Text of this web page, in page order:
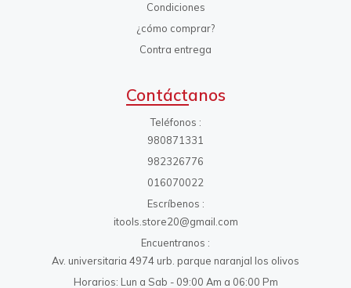
Condiciones
¿cómo comprar?
Contra entrega
Contáctanos
Teléfonos
980871331
982326776
016070022
Escríbenos
itools.store20@gmail.com
Encuentranos
Av. universitaria 4974 urb. parque naranjal los olivos
Horarios: Lun a Sab - 09:00 Am a 06:00 Pm